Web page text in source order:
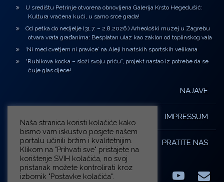
U središtu Petrinje otvorena obnovljena Galerija Krsto Hegedušić:
Kultura vraćena kući, u samo srce grada!
Od petka do nedjelje (31.7. – 2.8.2026.) Arheološki muzej u Zagrebu
otvara vrata građanima: Besplatan ulaz kao zaklon od toplinskog vala
‘Ni med cvetjem ni pravice’ na Aleji hrvatskih sportskih velikana
“Rubikova kocka – složi svoju priču”, projekt nastao iz potrebe da se
čuje glas djece!
NAJAVE
IMPRESSUM
PRATITE NAS
Naša stranica koristi kolačiće kako
bismo vam iskustvo posjete našem
portalu učinili bržim i kvalitetnijim.
Klikom na "Prihvati sve" pristajete na
korištenje SVIH kolačića, no svoj
pristanak možete kontrolirati kroz
izbornik "Postavke kolačića".